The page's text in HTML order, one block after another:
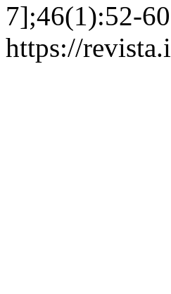
7];46(1):52-
https://